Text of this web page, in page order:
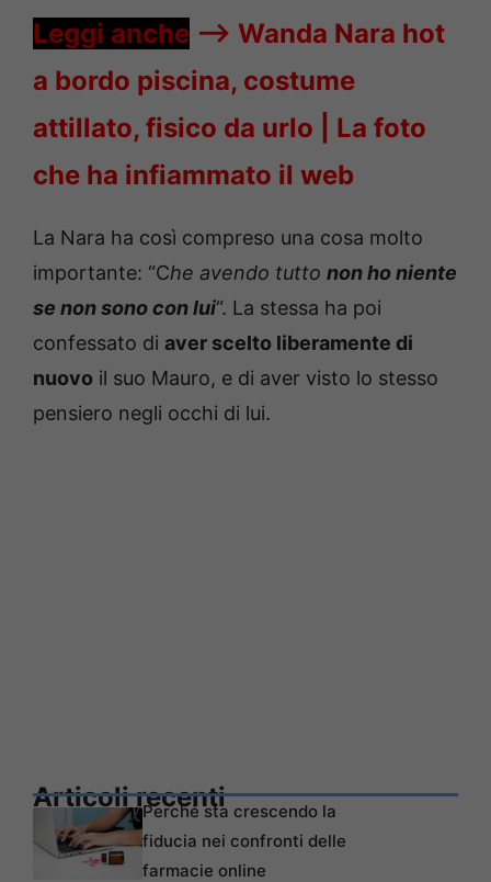
Leggi anche —-> Wanda Nara hot
a bordo piscina, costume
attillato, fisico da urlo | La foto
che ha infiammato il web
La Nara ha così compreso una cosa molto
importante: “Che avendo tutto non ho niente
se non sono con lui“. La stessa ha poi
confessato di aver scelto liberamente di
nuovo il suo Mauro, e di aver visto lo stesso
pensiero negli occhi di lui.
Articoli recentiPerché sta crescendo la
fiducia nei confronti delle
farmacie online